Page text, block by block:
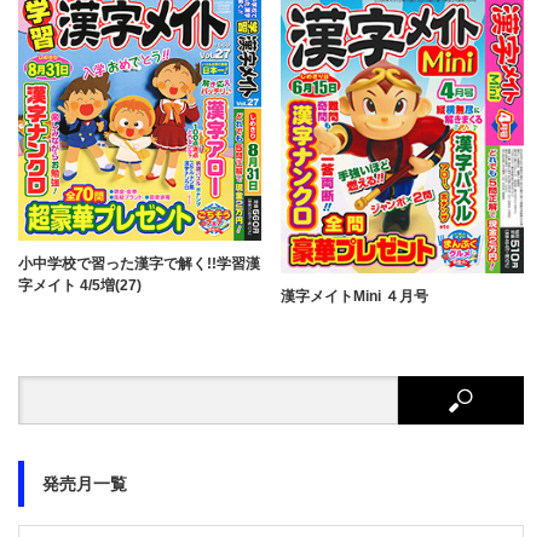
小中学校で習った漢字で解く!!学習漢
字メイト 4/5増(27)
漢字メイトMini ４月号
発売月一覧